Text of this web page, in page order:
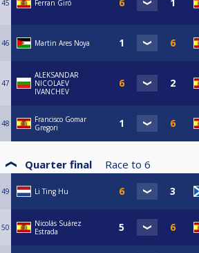
45 Ferran Giró
46 Martin Ares Noya
47
ALEKSANDAR
NICOLAEV
IVANCHEV
48
Francisco Gomar
Gregori
Quarter final Race to 6
49 Li Ting Hu
50
Nicolás Suárez
Estrada